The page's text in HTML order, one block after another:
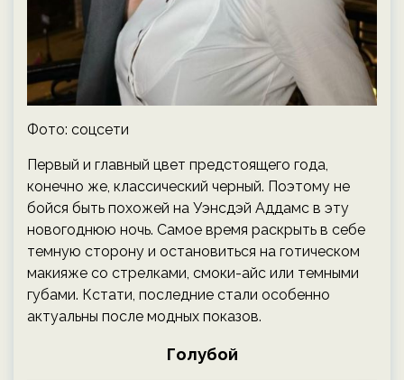
Фото: соцсети
Первый и главный цвет предстоящего года,
конечно же, классический черный. Поэтому не
бойся быть похожей на Уэнсдэй Аддамс в эту
новогоднюю ночь. Самое время раскрыть в себе
темную сторону и остановиться на готическом
макияже со стрелками, смоки-айс или темными
губами. Кстати, последние стали особенно
актуальны после модных показов.
Голубой